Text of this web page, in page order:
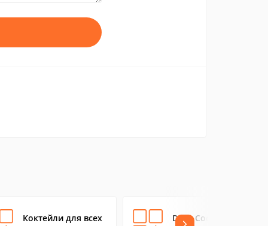
Коктейли для всех Daily Cocktails